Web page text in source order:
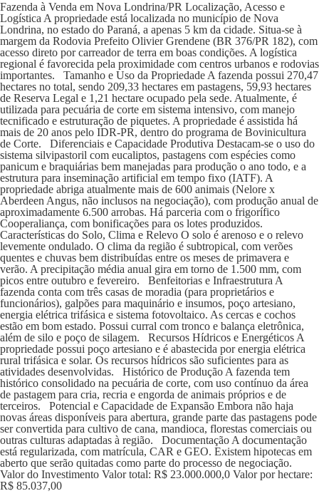
Fazenda à Venda em Nova Londrina/PR Localização, Acesso e
Logística A propriedade está localizada no município de Nova
Londrina, no estado do Paraná, a apenas 5 km da cidade. Situa-se à
margem da Rodovia Prefeito Olivier Grendene (BR 376/PR 182), com
acesso direto por carreador de terra em boas condições. A logística
regional é favorecida pela proximidade com centros urbanos e rodovias
importantes. Tamanho e Uso da Propriedade A fazenda possui 270,47
hectares no total, sendo 209,33 hectares em pastagens, 59,93 hectares
de Reserva Legal e 1,21 hectare ocupado pela sede. Atualmente, é
utilizada para pecuária de corte em sistema intensivo, com manejo
tecnificado e estruturação de piquetes. A propriedade é assistida há
mais de 20 anos pelo IDR-PR, dentro do programa de Bovinicultura
de Corte. Diferenciais e Capacidade Produtiva Destacam-se o uso do
sistema silvipastoril com eucaliptos, pastagens com espécies como
panicum e braquiárias bem manejadas para produção o ano todo, e a
estrutura para inseminação artificial em tempo fixo (IATF). A
propriedade abriga atualmente mais de 600 animais (Nelore x
Aberdeen Angus, não inclusos na negociação), com produção anual de
aproximadamente 6.500 arrobas. Há parceria com o frigorífico
Cooperaliança, com bonificações para os lotes produzidos.
Características do Solo, Clima e Relevo O solo é arenoso e o relevo
levemente ondulado. O clima da região é subtropical, com verões
quentes e chuvas bem distribuídas entre os meses de primavera e
verão. A precipitação média anual gira em torno de 1.500 mm, com
picos entre outubro e fevereiro. Benfeitorias e Infraestrutura A
fazenda conta com três casas de moradia (para proprietários e
funcionários), galpões para maquinário e insumos, poço artesiano,
energia elétrica trifásica e sistema fotovoltaico. As cercas e cochos
estão em bom estado. Possui curral com tronco e balança eletrônica,
além de silo e poço de silagem. Recursos Hídricos e Energéticos A
propriedade possui poço artesiano e é abastecida por energia elétrica
rural trifásica e solar. Os recursos hídricos são suficientes para as
atividades desenvolvidas. Histórico de Produção A fazenda tem
histórico consolidado na pecuária de corte, com uso contínuo da área
de pastagem para cria, recria e engorda de animais próprios e de
terceiros. Potencial e Capacidade de Expansão Embora não haja
novas áreas disponíveis para abertura, grande parte das pastagens pode
ser convertida para cultivo de cana, mandioca, florestas comerciais ou
outras culturas adaptadas à região. Documentação A documentação
está regularizada, com matrícula, CAR e GEO. Existem hipotecas em
aberto que serão quitadas como parte do processo de negociação.
Valor do Investimento Valor total: R$ 23.000.000,0 Valor por hectare:
R$ 85.037,00